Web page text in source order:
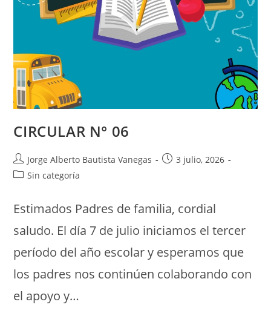
CIRCULAR N° 06
Jorge Alberto Bautista Vanegas
3 julio, 2026
Sin categoría
Estimados Padres de familia, cordial
saludo. El día 7 de julio iniciamos el tercer
período del año escolar y esperamos que
los padres nos continúen colaborando con
el apoyo y…